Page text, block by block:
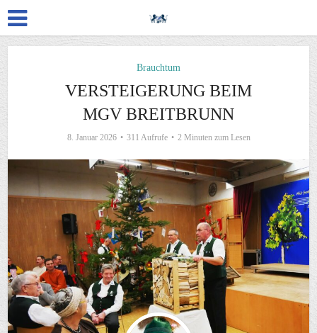
Brauchtum
VERSTEIGERUNG BEIM
MGV BREITBRUNN
8. Januar 2026 311 Aufrufe 2 Minuten zum Lesen